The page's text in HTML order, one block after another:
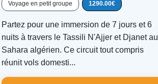
Voyage en petit groupe 1290.00€
Partez pour une immersion de 7 jours et 6
nuits à travers le Tassili N'Ajjer et Djanet au
Sahara algérien. Ce circuit tout compris
réunit vols domesti...